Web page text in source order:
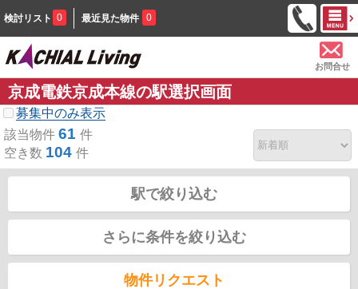
検討リスト 0 最近見た物件 0
お問合せ
京成電鉄京成本線の駅選択画面
募集中のみ表示
該当物件 61 件
空き数 104 件
駅で絞り込む
さらに条件を絞り込む
物件リクエスト